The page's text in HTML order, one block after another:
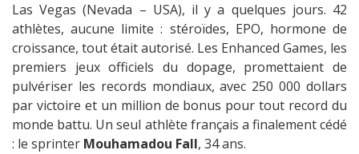
Las Vegas (Nevada – USA), il y a quelques jours. 42
athlètes, aucune limite : stéroïdes, EPO, hormone de
croissance, tout était autorisé. Les Enhanced Games, les
premiers jeux officiels du dopage, promettaient de
pulvériser les records mondiaux, avec 250 000 dollars
par victoire et un million de bonus pour tout record du
monde battu. Un seul athlète français a finalement cédé
: le sprinter Mouhamadou Fall, 34 ans.